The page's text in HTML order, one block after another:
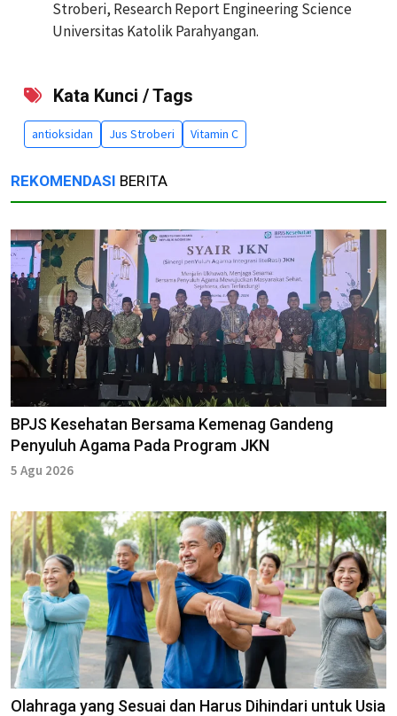
Stroberi, Research Report Engineering Science
Universitas Katolik Parahyangan.
Kata Kunci / Tags
antioksidan Jus Stroberi Vitamin C
REKOMENDASI BERITA
BPJS Kesehatan Bersama Kemenag Gandeng
Penyuluh Agama Pada Program JKN
5 Agu 2026
Olahraga yang Sesuai dan Harus Dihindari untuk Usia